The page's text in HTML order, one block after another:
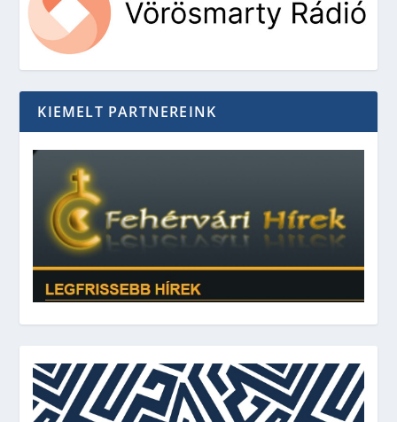
KIEMELT PARTNEREINK